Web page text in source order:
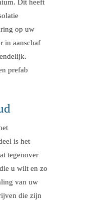
Dit heeft
op uw
in aanschaf
prefab
is het
tegenover
u wilt en zo
van uw
die zijn